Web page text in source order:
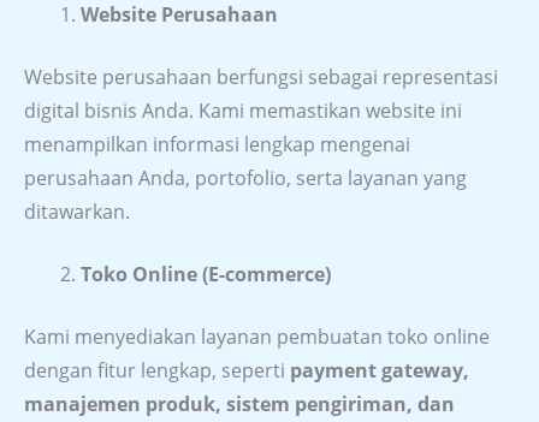
Website Perusahaan
Website perusahaan berfungsi sebagai representasi
digital bisnis Anda. Kami memastikan website ini
menampilkan informasi lengkap mengenai
perusahaan Anda, portofolio, serta layanan yang
ditawarkan.
Toko Online (E-commerce)
Kami menyediakan layanan pembuatan toko online
dengan fitur lengkap, seperti payment gateway,
manajemen produk, sistem pengiriman, dan